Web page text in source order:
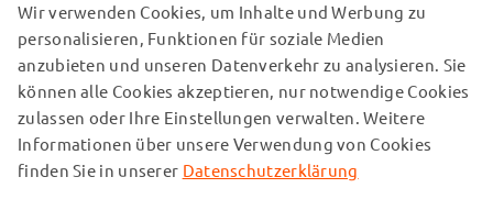
UNSERE VERSANDPARTNER
© subtel.de 2026
Alle Preise verstehen sich inklusive Mehrwertsteuer und
zuzüglich Versandkosten. Bitte beachten Sie, dass alle
Wir verwenden Cookies, um Inhalte und Werbung zu
personalisieren, Funktionen für soziale Medien
anzubieten und unseren Datenverkehr zu analysieren. Sie
können alle Cookies akzeptieren, nur notwendige Cookies
zulassen oder Ihre Einstellungen verwalten. Weitere
Informationen über unsere Verwendung von Cookies
finden Sie in unserer Datenschutzerklärung